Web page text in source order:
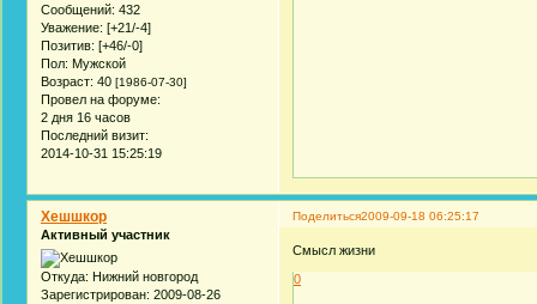
Сообщений: 432
Уважение: [+21/-4]
Позитив: [+46/-0]
Пол: Мужской
Возраст: 40 [1986-07-30]
Провел на форуме:
2 дня 16 часов
Последний визит:
2014-10-31 15:25:19
Поделиться2009-09-18 06:25:17
Хешшкор
Активный участник
Откуда: Нижний новгород
Зарегистрирован: 2009-08-26
Смысл жизни
0